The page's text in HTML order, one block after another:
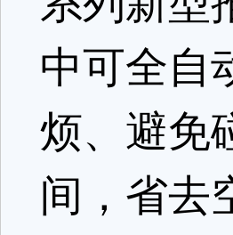
中可全自
烦、避免
间，省去